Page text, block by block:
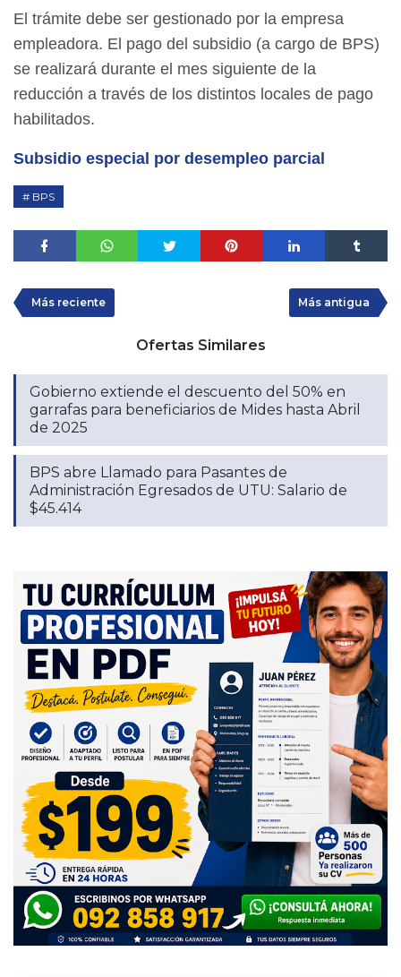
El trámite debe ser gestionado por la empresa
empleadora. El pago del subsidio (a cargo de BPS)
se realizará durante el mes siguiente de la
reducción a través de los distintos locales de pago
habilitados.
Subsidio especial por desempleo parcial
BPS
Más reciente Más antigua
Ofertas Similares
Gobierno extiende el descuento del 50% en
garrafas para beneficiarios de Mides hasta Abril
de 2025
BPS abre Llamado para Pasantes de
Administración Egresados de UTU: Salario de
$45.414